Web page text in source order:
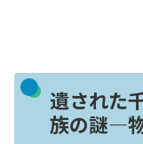
遺された
族の謎―